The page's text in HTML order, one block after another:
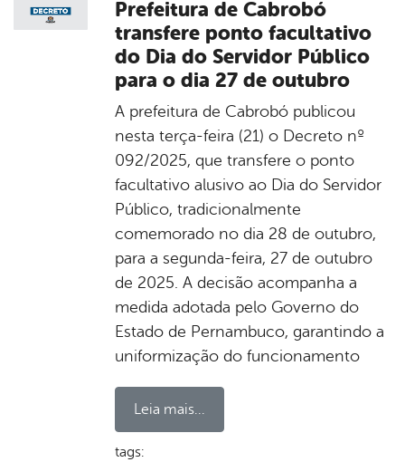
Prefeitura de Cabrobó
transfere ponto facultativo
do Dia do Servidor Público
para o dia 27 de outubro
A prefeitura de Cabrobó publicou
nesta terça-feira (21) o Decreto nº
092/2025, que transfere o ponto
facultativo alusivo ao Dia do Servidor
Público, tradicionalmente
comemorado no dia 28 de outubro,
para a segunda-feira, 27 de outubro
de 2025. A decisão acompanha a
medida adotada pelo Governo do
Estado de Pernambuco, garantindo a
uniformização do funcionamento
Leia mais...
tags: